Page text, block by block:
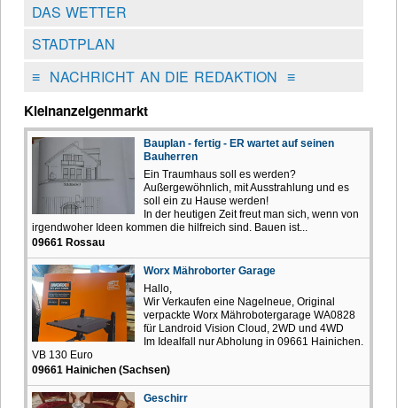
DAS WETTER
STADTPLAN
≡NACHRICHT AN DIE REDAKTION ≡
Kleinanzeigenmarkt
Bauplan - fertig - ER wartet auf seinen
Bauherren
Ein Traumhaus soll es werden?
Außergewöhnlich, mit Ausstrahlung und es
soll ein zu Hause werden!
In der heutigen Zeit freut man sich, wenn von
irgendwoher Ideen kommen die hilfreich sind. Bauen ist...
09661 Rossau
Worx Mähroborter Garage
Hallo,
Wir Verkaufen eine Nagelneue, Original
verpackte Worx Mährobotergarage WA0828
für Landroid Vision Cloud, 2WD und 4WD
Im Idealfall nur Abholung in 09661 Hainichen.
VB 130 Euro
09661 Hainichen (Sachsen)
Geschirr